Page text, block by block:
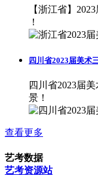
【浙江省】
！
四川省2023届美术
四川省2023届
景！
查看更多
艺考数据
艺考资源站